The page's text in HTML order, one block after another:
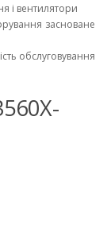
і вентилятори
засноване
обслуговування